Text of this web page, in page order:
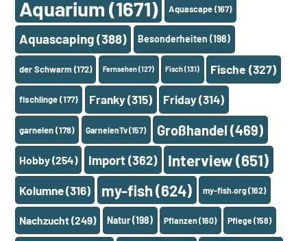
Aquarium (1671) Aquascape(167)
Aquascaping(388) Besonderheiten (198)
der Schwarm(172) Fernsehen(127) Fisch(131) Fische (327)
fischlinge(177) Franky(315) Friday(314)
garnelen(178) GarnelenTv(157) Großhandel (469)
Hobby(254) Import(362) Interview(651)
Kolumne(316) my-fish(624) my-fish.org(162)
Nachzucht(249) Natur(198) Pflanzen(160) Pflege(158)